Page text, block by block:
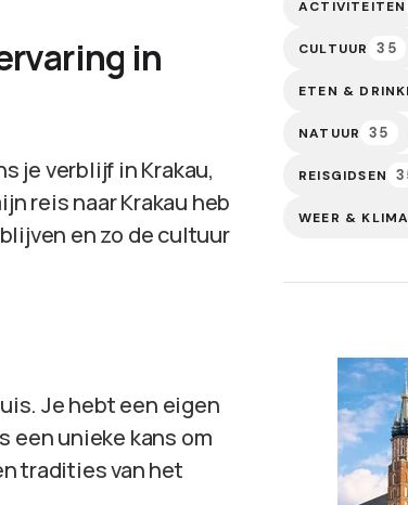
in
je verblijf in Krakau,
reis naar Krakau heb
en zo de cultuur
Je hebt een eigen
een unieke kans om
tradities van het
ACTIVITEITEN
CULTUUR 35
ETEN &
NATUUR 35
REISGIDSEN
WEER &